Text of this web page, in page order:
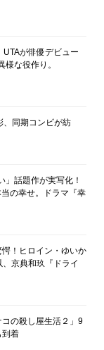
が俳優デビュー
な役作り。
、同期コンビが紡
」話題作が実写化！
の幸せ。ドラマ『幸
愕！ヒロイン・ゆいか
京典和玖『ドライ
の殺し屋生活２」9
到着